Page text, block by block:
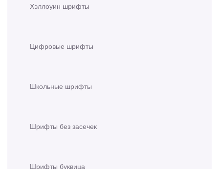
Хэллоуин шрифты
Цифровые шрифты
Школьные шрифты
Шрифты без засечек
Шрифты буквица